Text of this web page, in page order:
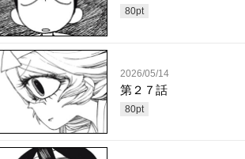
80pt
2026/05/14
第２７話
80pt